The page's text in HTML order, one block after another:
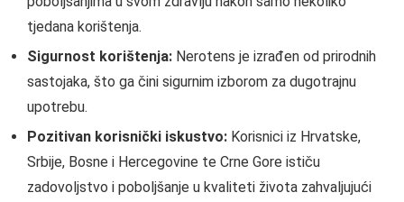
tjedana korištenja.
Sigurnost korištenja: Nerotens je izrađen od prirodnih
sastojaka, što ga čini sigurnim izborom za dugotrajnu
upotrebu.
Pozitivan korisnički iskustvo: Korisnici iz Hrvatske,
Srbije, Bosne i Hercegovine te Crne Gore ističu
zadovoljstvo i poboljšanje u kvaliteti života zahvaljujući